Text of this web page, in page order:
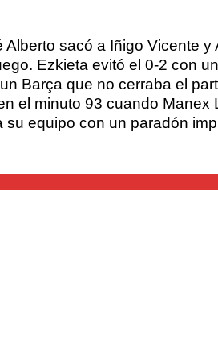
sacó a Iñigo Vicente
Ezkieta evitó el 0-2 con
Barça que no cerraba el
el minuto 93 cuando
equipo con un paradón